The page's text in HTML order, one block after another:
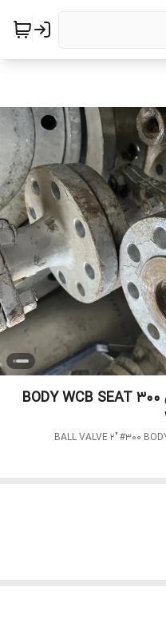
شیر توپی 2 اینچ دو تیکه کلاس 300 BODY WCB SEAT
BALL VALVE 2" #300